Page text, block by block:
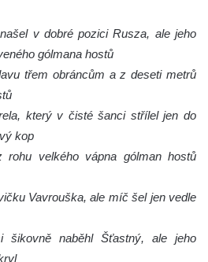
v dobré pozici Rusza, ale jeho
gólmana hostů
třem obráncům a z deseti metrů
který v čisté šanci střílel jen do
kop
velkého vápna gólman hostů
Vavrouška, ale míč šel jen vedle
šikovně naběhl Šťastný, ale jeho